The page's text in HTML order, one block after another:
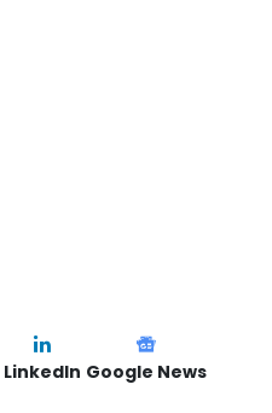
LinkedIn Google News